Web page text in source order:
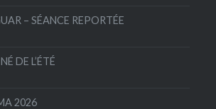
– SÉANCE REPORTÉE
DE L’ÉTÉ
2026